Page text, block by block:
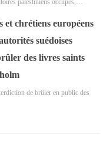
palestiniens occupés,…
et chrétiens européens
suédoises
des livres saints
de brûler en public des